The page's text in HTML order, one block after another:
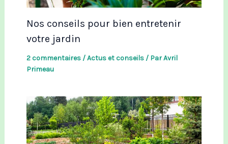
Nos conseils pour bien entretenir
votre jardin
2 commentaires /Actus et conseils/ ParAvril
Primeau